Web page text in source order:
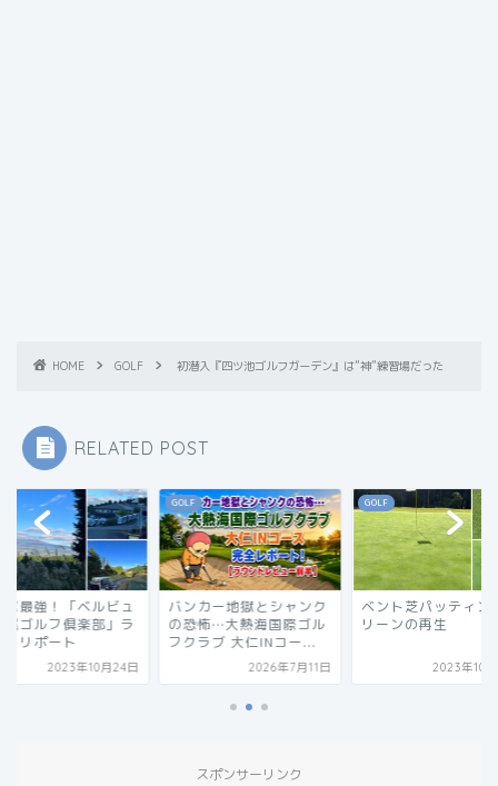
HOME GOLF 初潜入『四ツ池ゴルフガーデン』は”神”練習場だった
RELATED POST
カー地獄とシャンク
怖…大熱海国際ゴル
ブ 大仁INコー...
2026年7月11日
GOLF
ベント芝パッティンググ
リーンの再生
2023年10月25日
GOLF
コスパ最強！「ベル
ー長尾ゴルフ倶楽部
2023年10
スポンサーリンク